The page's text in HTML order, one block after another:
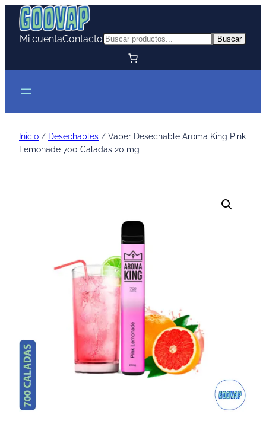
Mi cuentaContacto Buscar Buscar
Inicio / Desechables / Vaper Desechable Aroma King Pink
Lemonade 700 Caladas 20 mg